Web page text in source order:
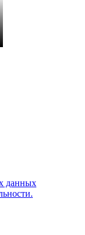
данных